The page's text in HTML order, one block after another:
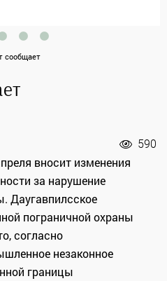
сообщает
590
вносит изменения
за нарушение
Даугавпилсское
пограничной охраны
согласно
незаконное
границы